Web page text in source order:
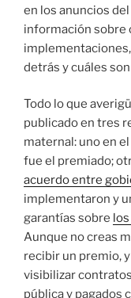
en los anuncios
información sobre
detrás y cuáles
Todo lo que
publicado en tres
maternal: uno en
fue el premiado;
acuerdo entre
implementaron y
garantías sobre
Aunque no creas
recibir un premio,
visibilizar
pública y pagados